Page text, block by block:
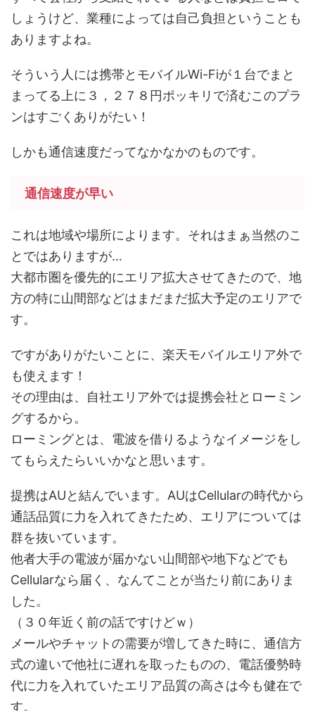
しょうけど、業種によっては自己負担ということも
ありますよね。
そういう人には携帯とモバイルWi-Fiが１台でまと
まってる上に３，２７８円ポッキリで済むこのプラ
ンはすごくありがたい！
しかも通信速度だってなかなかのものです。
通信速度が早い
これは地域や場所によります。それはまぁ当然のこ
とではありますが…
大都市圏を優先的にエリア拡大させてきたので、地
方の特に山間部などはまだまだ拡大予定のエリアで
す。
ですがありがたいことに、楽天モバイルエリア外で
も使えます！
その理由は、自社エリア外では提携会社とローミン
グするから。
ローミングとは、電波を借りるようなイメージをし
てもらえたらいいかなと思います。
提携はAUと結んでいます。AUはCellularの時代から
通話品質に力を入れてきたため、エリアについては
群を抜いています。
他者大手の電波が届かない山間部や地下などでも
Cellularなら届く、なんてことが当たり前にありま
した。
（３０年近く前の話ですけどｗ）
メールやチャットの需要が増してきた時に、通信方
式の違いで他社に遅れを取ったものの、電話優勢時
代に力を入れていたエリア品質の高さは今も健在で
す。